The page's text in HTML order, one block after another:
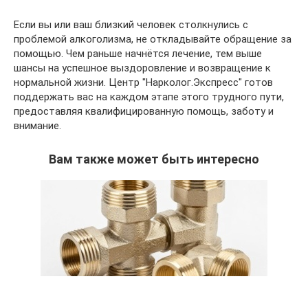
Если вы или ваш близкий человек столкнулись с
проблемой алкоголизма, не откладывайте обращение за
помощью. Чем раньше начнётся лечение, тем выше
шансы на успешное выздоровление и возвращение к
нормальной жизни. Центр "Нарколог.Экспресс" готов
поддержать вас на каждом этапе этого трудного пути,
предоставляя квалифицированную помощь, заботу и
внимание.
Вам также может быть интересно